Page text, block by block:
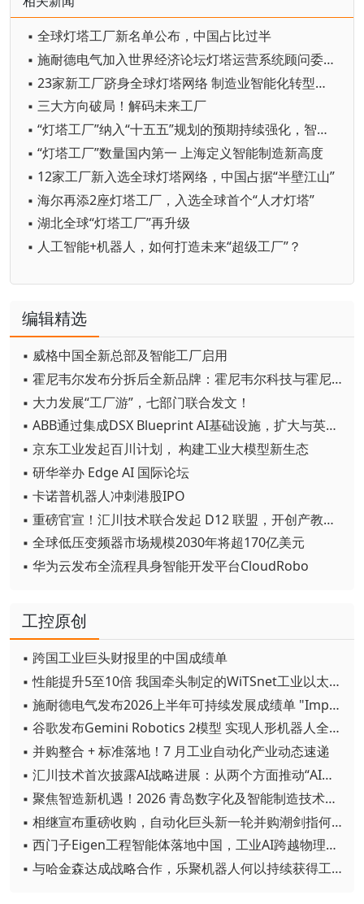
▪ 全球灯塔工厂新名单公布，中国占比过半
▪ 施耐德电气加入世界经济论坛灯塔运营系统顾问委员会，共推开源制造蓝图
▪ 23家新工厂跻身全球灯塔网络 制造业智能化转型加速
▪ 三大方向破局！解码未来工厂
▪ “灯塔工厂”纳入“十五五”规划的预期持续强化，智能制造赛道受市场关注
▪ “灯塔工厂”数量国内第一 上海定义智能制造新高度
▪ 12家工厂新入选全球灯塔网络，中国占据“半壁江山”
▪ 海尔再添2座灯塔工厂，入选全球首个“人才灯塔”
▪ 湖北全球“灯塔工厂”再升级
▪ 人工智能+机器人，如何打造未来“超级工厂”？
编辑精选
▪ 威格中国全新总部及智能工厂启用
▪ 霍尼韦尔发布分拆后全新品牌：霍尼韦尔科技与霍尼韦尔航空航天
▪ 大力发展“工厂游”，七部门联合发文！
▪ ABB通过集成DSX Blueprint AI基础设施，扩大与英伟达的合作
▪ 京东工业发起百川计划， 构建工业大模型新生态
▪ 研华举办 Edge AI 国际论坛
▪ 卡诺普机器人冲刺港股IPO
▪ 重磅官宣！汇川技术联合发起 D12 联盟，开创产教融合新范式
▪ 全球低压变频器市场规模2030年将超170亿美元
▪ 华为云发布全流程具身智能开发平台CloudRobo
工控原创
▪ 跨国工业巨头财报里的中国成绩单
▪ 性能提升5至10倍 我国牵头制定的WiTSnet工业以太网国际标准正式发布
▪ 施耐德电气发布2026上半年可持续发展成绩单 "Impact 2030"路线图开局稳健
▪ 谷歌发布Gemini Robotics 2模型 实现人形机器人全身智能控制突破
▪ 并购整合 + 标准落地！7 月工业自动化产业动态速递
▪ 汇川技术首次披露AI战略进展：从两个方面推动“AI业务化”落地
▪ 聚焦智造新机遇！2026 青岛数字化及智能制造技术论坛圆满落幕
▪ 相继宣布重磅收购，自动化巨头新一轮并购潮剑指何方？
▪ 西门子Eigen工程智能体落地中国，工业AI跨越物理世界“确定性”拐点
▪ 与哈金森达成战略合作，乐聚机器人何以持续获得工业巨头青睐？